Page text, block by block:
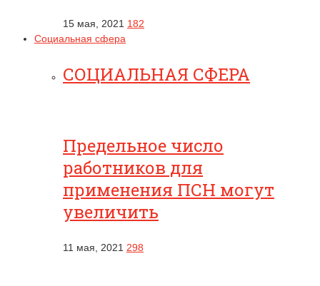
15 мая, 2021 182
Социальная сфера
СОЦИАЛЬНАЯ СФЕРА
Предельное число
работников для
применения ПСН могут
увеличить
11 мая, 2021 298